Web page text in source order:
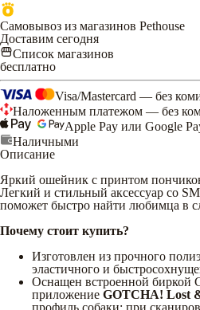
Самовывоз из магазинов Pethouse
Доставим сегодня
Список магазинов
бесплатно
Visa/Mastercard — без
Наложенным платежом — без
Apple Pay или Google
Наличными
Описание
Яркий ошейник с принтом
Легкий и стильный аксессуар со
поможет быстро найти любимца в
Почему стоит купить?
Изготовлен из прочного
эластичного и
Оснащен встроенной биркой
приложение GOTCHA! Lost
профиль собаки; при